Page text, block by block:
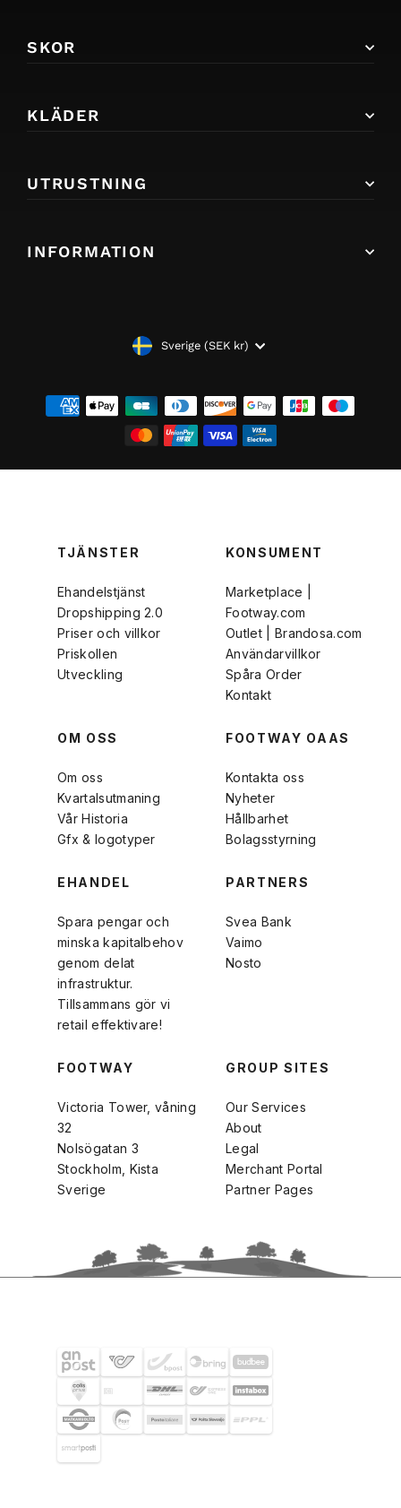
SKOR
KLÄDER
UTRUSTNING
INFORMATION
VALUTASverige (SEK kr)
TJÄNSTER
Ehandelstjänst
Dropshipping 2.0
Priser och villkor
Priskollen
Utveckling
KONSUMENT
Marketplace |
Footway.com
Outlet | Brandosa.com
Användarvillkor
Spåra Order
Kontakt
OM OSS
Om oss
Kvartalsutmaning
Vår Historia
Gfx & logotyper
FOOTWAY OAAS
Kontakta oss
Nyheter
Hållbarhet
Bolagsstyrning
EHANDEL
Spara pengar och
minska kapitalbehov
genom delat
infrastruktur.
Tillsammans gör vi
retail effektivare!
PARTNERS
Svea Bank
Vaimo
Nosto
FOOTWAY
Victoria Tower, våning
32
Nolsögatan 3
Stockholm, Kista
Sverige
GROUP SITES
Our Services
About
Legal
Merchant Portal
Partner Pages